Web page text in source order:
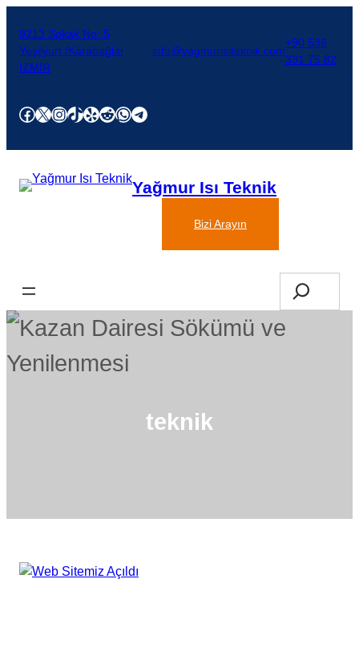
geç9213 Sokak No: 5
Yeşilyurt /Karabağlar
İZMİR
info@yagmurisiteknik.com
+90 536
331 75 82
Facebook
XInstagram
TikTok
Yelp
Reddit
WhatsApp
Telegram
Yağmur Isı Teknik
Bizi Arayın
Search
teknik